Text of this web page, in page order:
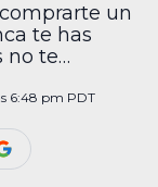
un
te has
no te
iPhone
medio de
[…]
6:48 pm PDT